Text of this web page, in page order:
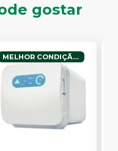
gostar
MELHOR CONDIÇÃO!